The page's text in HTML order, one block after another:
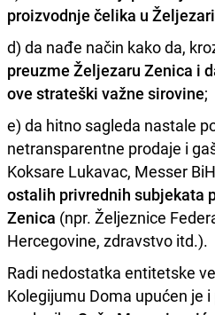
proizvodnje čelika u
d) da nađe način kako da,
preuzme Željezaru Zenica i
ove strateški važne sirovine;
e) da hitno sagleda nastale
netransparentne prodaje i
Koksare Lukavac, Messer
ostalih privrednih subjekata
Zenica (npr. Željeznice
Hercegovine, zdravstvo itd.).
Radi nedostatka entitetske
Kolegijumu Doma upućen je